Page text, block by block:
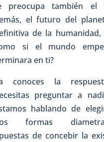
preocupa también el
el futuro del
de la humanidad,
si el mundo
en ti?
conoces la
preguntar a
hablando de
formas
de concebir la